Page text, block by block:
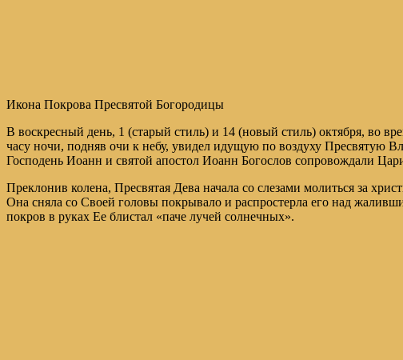
Икона Покрова Пресвятой Богородицы
В воскресный день, 1 (старый стиль) и 14 (новый стиль) октября, во
часу ночи, подняв очи к небу, увидел идущую по воздуху Пресвятую
Господень Иоанн и святой апостол Иоанн Богослов сопровождали
Преклонив колена, Пресвятая Дева начала со слезами молиться за
Она сняла со Своей головы покрывало и распростерла его над
покров в руках Ее блистал «паче лучей солнечных».